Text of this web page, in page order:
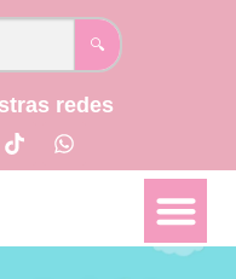
🔍
redes